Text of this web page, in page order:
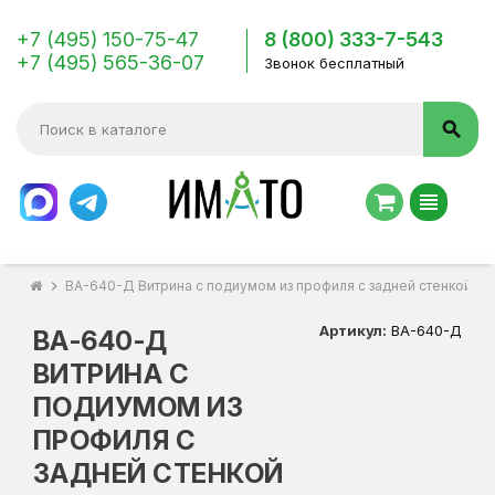
+7 (495) 150-75-47
+7 (495) 565-36-07
8 (800) 333-7-543
Звонок бесплатный
search
view_headline
chevron_right ВА-640-Д Витрина с подиумом из профиля с задней стенкой
ВА-640-Д
ВИТРИНА С
ПОДИУМОМ ИЗ
ПРОФИЛЯ С
ЗАДНЕЙ СТЕНКОЙ
Артикул: ВА-640-Д